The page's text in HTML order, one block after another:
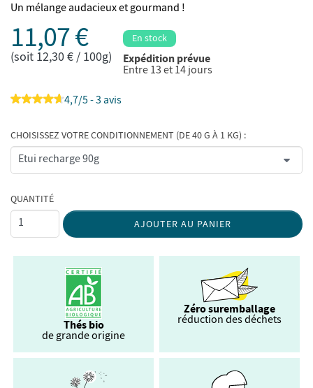
Un mélange audacieux et gourmand !
11,07 €
(soit 12,30 € / 100g)
En stock
Expédition prévue
Entre 13 et 14 jours
4,7/5 - 3 avis
CHOISISSEZ VOTRE CONDITIONNEMENT (DE 40 G À 1 KG) :
QUANTITÉ
AJOUTER AU PANIER
Thés bio
de grande origine
Zéro suremballage
réduction des déchets